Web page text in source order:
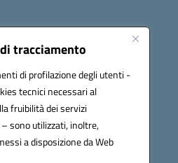
tracciamento
di profilazione degli utenti -
tecnici necessari al
fruibilità dei servizi
sono utilizzati, inoltre,
a disposizione da Web
Seguici su: